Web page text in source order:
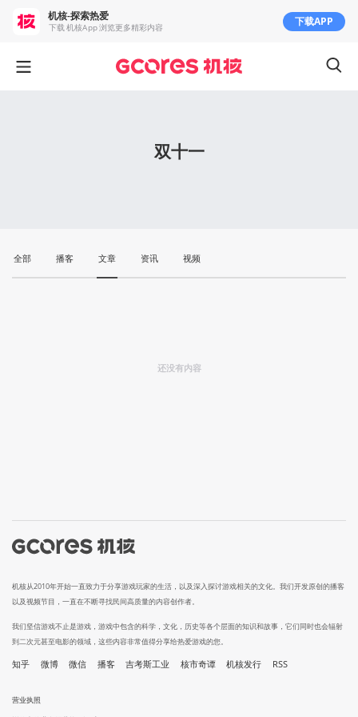
双十一
全部 播客 文章 资讯 视频
还没有内容
机核从2010年开始一直致力于分享游戏玩家的生活，以及深入探讨游戏相关的文化。我们开发原创的播客
以及视频节目，一直在不断寻找民间高质量的内容创作者。
我们坚信游戏不止是游戏，游戏中包含的科学，文化，历史等各个层面的知识和故事，它们同时也会辐射
到二次元甚至电影的领域，这些内容非常值得分享给热爱游戏的您。
知乎 微博 微信 播客 吉考斯工业 核市奇谭 机核发行 RSS
营业执照
机核-探索热爱
下载 机核App 浏览更多精彩内容 下载APP